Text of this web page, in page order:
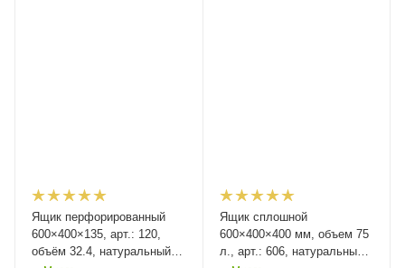
Ящик перфорированный
600×400×135, арт.: 120,
объём 32.4, натуральный,
Ящик сплошной
600×400×400 мм, объем 75
л., арт.: 606, натуральный,